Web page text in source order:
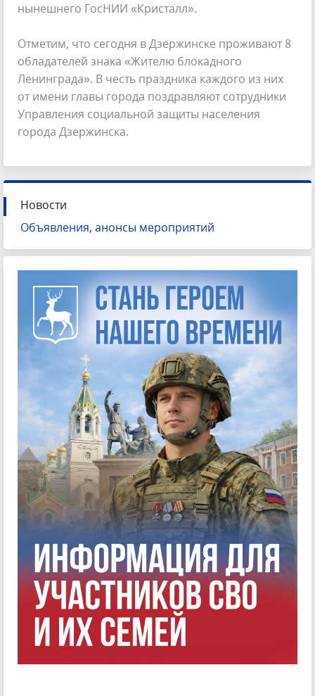
нынешнего ГосНИИ «Кристалл».
Отметим, что сегодня в Дзержинске проживают 8
обладателей знака «Жителю блокадного
Ленинграда». В честь праздника каждого из них
от имени главы города поздравляют сотрудники
Управления социальной защиты населения
города Дзержинска.
Новости
Объявления, анонсы мероприятий